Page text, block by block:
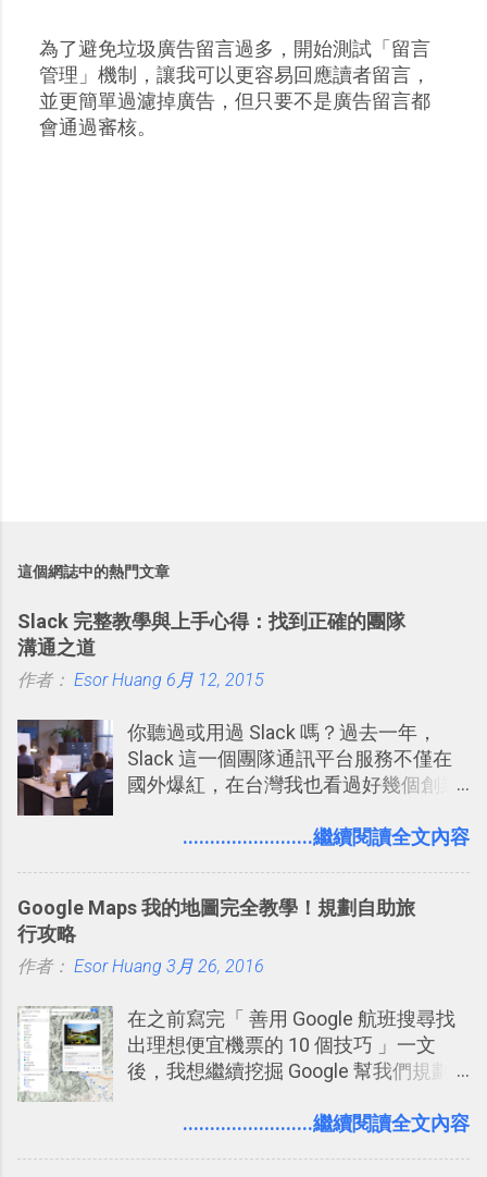
張
貼
留
為了避免垃圾廣告留言過多，開始測試「留言
管理」機制，讓我可以更容易回應讀者留言，
並更簡單過濾掉廣告，但只要不是廣告留言都
會通過審核。
這個網誌中的熱門文章
Slack 完整教學與上手心得：找到正確的團隊
溝通之道
作者： Esor Huang 6月 12, 2015
你聽過或用過 Slack 嗎？過去一年，
Slack 這一個團隊通訊平台服務不僅在
國外爆紅，在台灣我也看過好幾個創業
理，到底 Slack 有什麼魅力？它是不是
有機會在一個專案合作中使用了 Slack
點： 1. 「 很有趣 」： Slack 裡擁有跟
聊天打屁、傳送有趣影音圖文的功能。
2. 「 有效率 」：但是 Slack 的頻道、群
組機制讓茶水間的聊天，不會干擾工作
事可以從聊天中記錄重點。 3. 「 有彈性
........................繼續閱讀全文內容
Google Maps 我的地圖完全教學！規劃自助旅
行攻略
作者： Esor Huang 3月 26, 2016
在之前寫完「 善用 Google 航班搜尋找
出理想便宜機票的 10 個技巧 」一文
後，我想繼續挖掘 Google 幫我們規劃
入的來聊聊 Google 的「我的地圖」服
........................繼續閱讀全文內容